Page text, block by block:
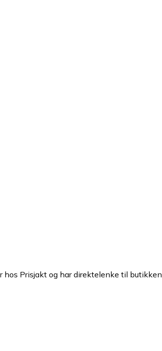
Prisjakt og har direktelenke til butikken.